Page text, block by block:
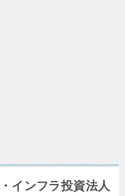
インフラ投資法人